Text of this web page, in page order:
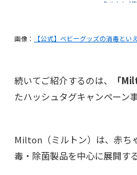
画像： 【公式】ベビーグッズの消毒と
続いてご紹介するのは、 「
たハッシュタグキャンペーン
Milton（ミルトン）は、赤ち
毒・除菌製品を中心に展開す